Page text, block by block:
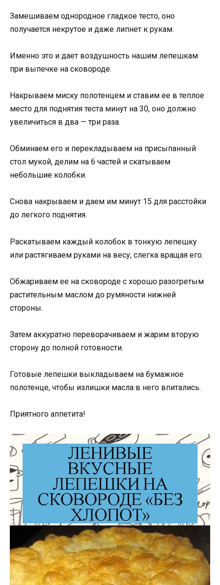
Замешиваем однородное гладкое тесто, оно
получается некрутое и даже липнет к рукам.
Именно это и дает воздушность нашим лепешкам
при выпечке на сковороде.
Накрываем миску полотенцем и ставим ее в теплое
место для поднятия теста минут на 30, оно должно
увеличиться в два — три раза.
Обминаем его и перекладываем на присыпанный
стол мукой, делим на 6 частей и скатываем
небольшие колобки.
Снова накрываем и даем им минут 15 для расстойки
до легкого поднятия.
Раскатываем каждый колобок в тонкую лепешку
или растягиваем руками на весу, слегка вращая его.
Обжариваем ее на сковороде с хорошо разогретым
растительным маслом до румяности нижней
стороны.
Затем аккуратно переворачиваем и жарим вторую
сторону до полной готовности.
Готовые лепешки выкладываем на бумажное
полотенце, чтобы излишки масла в него впитались.
Приятного аппетита!